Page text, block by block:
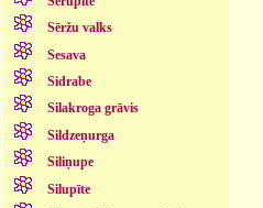
Sēržu valks
Sesava
Sidrabe
Silakroga grāvis
Sildzeņurga
Siliņupe
Silupīte